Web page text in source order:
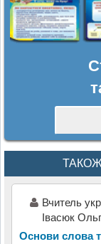
Вчитель
Івасюк
Основи слова